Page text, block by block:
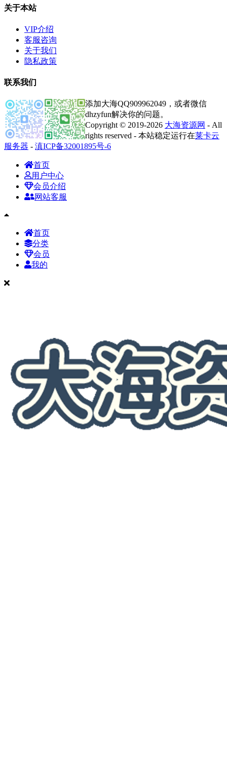
关于本站
VIP介绍
客服咨询
关于我们
隐私政策
联系我们
添加大海QQ909962049，或者微信
dhzyfun解决你的问题。
Copyright © 2019-2026 大海资源网 - All
rights reserved - 本站稳定运行在莱卡云
服务器 - 滇ICP备32001895号-6
首页
用户中心
会员介绍
网站客服
首页
分类
会员
我的